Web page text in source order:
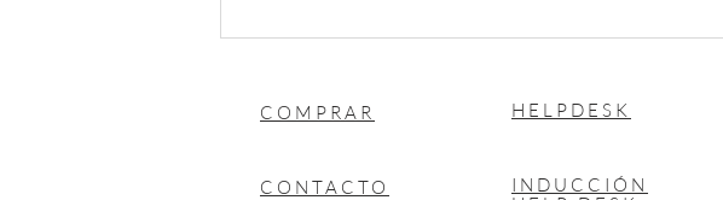
COMPRAR
CONTACTO
HELPDESK
INDUCCIÓN